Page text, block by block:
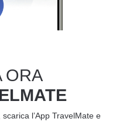
ORA
l’App TravelMate e